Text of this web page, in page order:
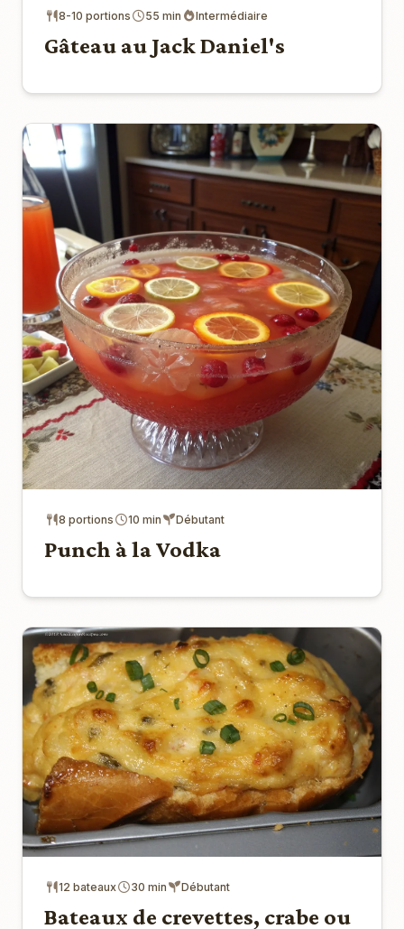
8-10 portions 55 min Intermédiaire
Gâteau au Jack Daniel's
8 portions 10 min Débutant
Punch à la Vodka
12 bateaux 30 min Débutant
Bateaux de crevettes, crabe ou